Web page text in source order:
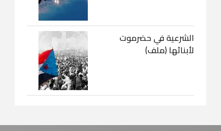
الشرعية في حضرموت
لأبنائها (ملف)